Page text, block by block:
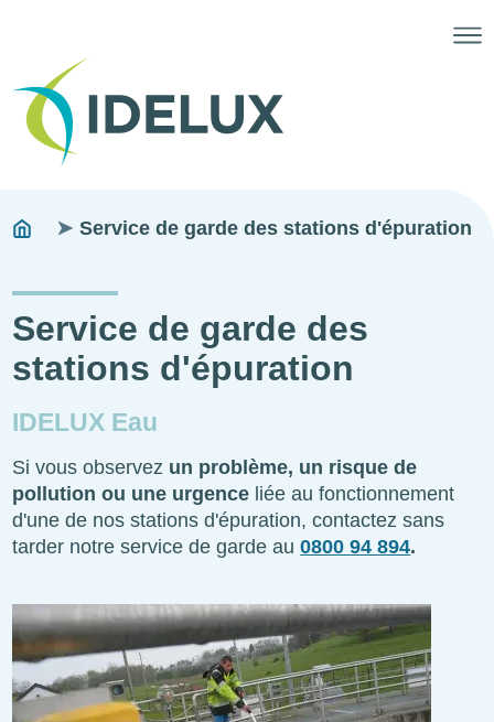
Fils
You
Service de garde des stations d'épuration
Service de garde des
stations d'épuration
IDELUX Eau
Si vous observez un problème, un risque de
pollution ou une urgence liée au fonctionnement
d'une de nos stations d'épuration, contactez sans
tarder notre service de garde au0800 94 894.
Photo